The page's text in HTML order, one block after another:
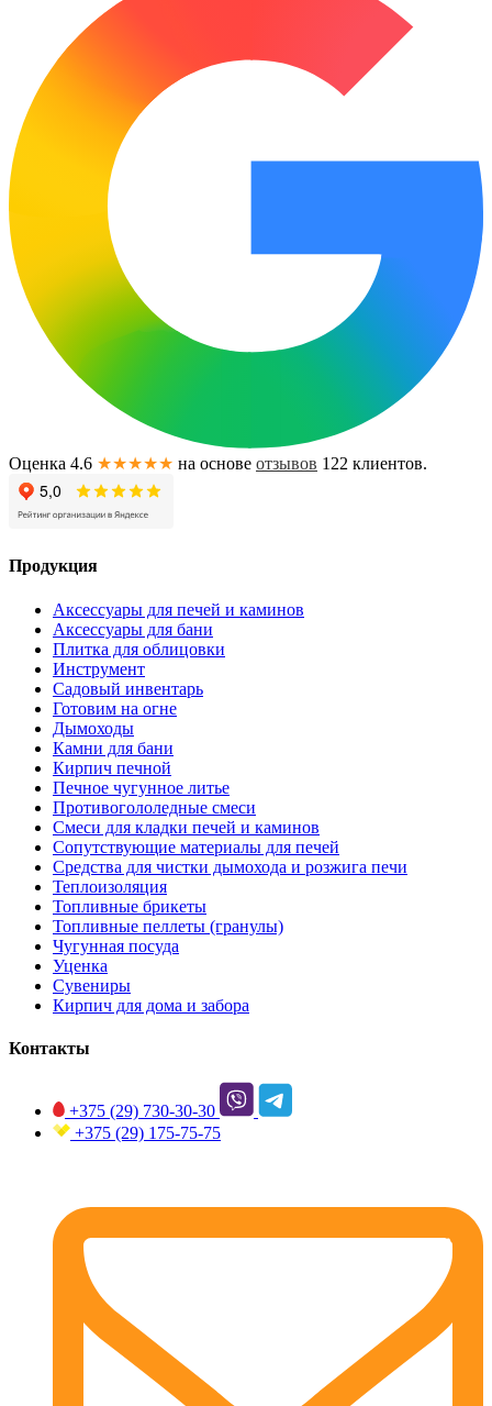
Оценка 4.6 ★★★★★ на основе отзывов 122 клиентов.
Продукция
Аксессуары для печей и каминов
Аксессуары для бани
Плитка для облицовки
Инструмент
Садовый инвентарь
Готовим на огне
Дымоходы
Камни для бани
Кирпич печной
Печное чугунное литье
Противогололедные смеси
Смеси для кладки печей и каминов
Сопутствующие материалы для печей
Средства для чистки дымохода и розжига печи
Теплоизоляция
Топливные брикеты
Топливные пеллеты (гранулы)
Чугунная посуда
Уценка
Сувениры
Кирпич для дома и забора
Контакты
+375 (29) 730-30-30
+375 (29) 175-75-75